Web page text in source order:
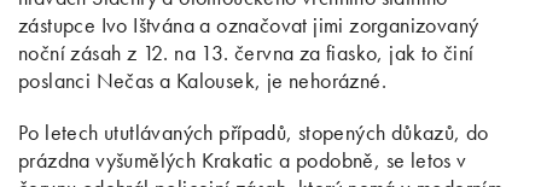
zástupce Ivo Ištvána a označovat jimi zorganizovaný
noční zásah z 12. na 13. června za fiasko, jak to činí
poslanci Nečas a Kalousek, je nehorázné.
Po letech ututlávaných případů, stopených důkazů, do
prázdna vyšumělých Krakatic a podobně, se letos v